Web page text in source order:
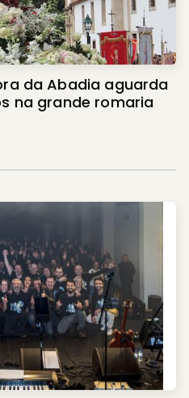
da Abadia aguarda
na grande romaria